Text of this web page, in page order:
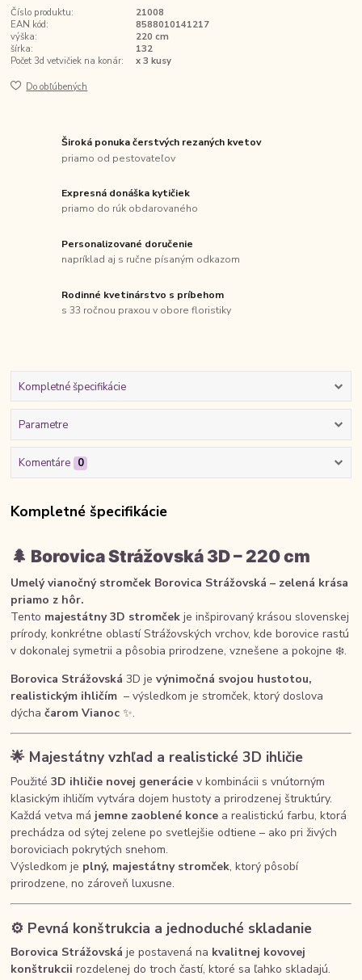
Číslo produktu:
21008
EAN kód:
8588010141217
výška:
220 cm
šírka:
132
Počet 3d vetvičiek na konár:
x 3 kusy
Do obľúbených
Široká ponuka čerstvých rezaných kvetov
priamo od pestovateľov
Expresná donáška kytičiek
priamo do rúk obdarovaného
Personalizované doručenie
napríklad aj s ručne písaným odkazom
Rodinné kvetinárstvo s príbehom
s 33 ročnou praxou v obore floristiky
Kompletné špecifikácie
Parametre
Komentáre 0
Kompletné špecifikácie
🌲 Borovica Strážovská 3D – 220 cm
Umelý vianočný stromček Borovica Strážovská – zelená krása
priamo z hôr.
Tento majestátny 3D stromček je inšpirovaný krásou slovenskej
prírody, konkrétne oblastí Strážovských vrchov, kde borovice rastú
v dokonalej symetrii a pôsobia prirodzene, vznešene a pokojne ❄️.
Borovica Strážovská 3D jevýnimočná svojou hustotou,
realistickým ihličím – výsledkom je stromček, ktorý doslova
dýchačarom Vianoc ✨.
🌟 Majestátny vzhľad a realistické 3D ihličie
Použité3D ihličie novej generácie v kombinácii s vnútorným
klasickým ihličím vytvára dojem hustoty a prirodzenej štruktúry.
Každá vetva má jemne zaoblené konce a realistickú farbu, ktorá
prechádza od sýtej zelene po svetlejšie odtiene – ako pri živých
boroviciach pokrytých snehom.
Výsledkom je plný, majestátny stromček, ktorý pôsobí
prirodzene, no zároveň luxusne.
⚙️ Pevná konštrukcia a jednoduché skladanie
Borovica Strážovská je postavená na kvalitnej kovovej
konštrukcii rozdelenej do troch častí, ktoré sa ľahko skladajú.